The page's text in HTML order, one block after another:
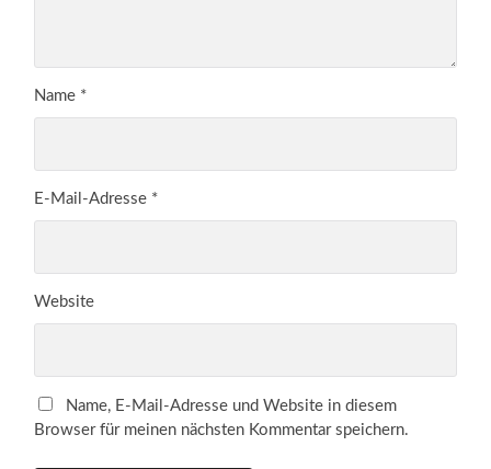
Name *
E-Mail-Adresse *
Website
Name, E-Mail-Adresse und Website in diesem
Browser für meinen nächsten Kommentar speichern.